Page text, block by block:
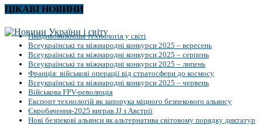
ЦІКАВІ НОВИНИ
Найдивовижніша технологія у світі
Всеукраїнські та міжнародні конкурси 2025 – вересень
Всеукраїнські та міжнародні конкурси 2025 – серпень
Всеукраїнські та міжнародні конкурси 2025 – липень
Франція: військові операції від стратосфери до космосу
Всеукраїнські та міжнародні конкурси 2025 – червень
Військова FPV-революція
Експорт технологій як запорука міцного безпекового альянсу
Євробачення-2025 виграв JJ з Австрії
Нові безпекові альянси як альтернатива світовому порядку диктатур